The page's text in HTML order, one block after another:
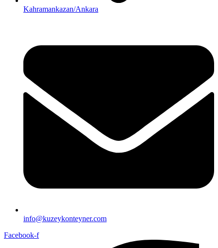
Kahramankazan/Ankara
info@kuzeykonteyner.com
Facebook-f